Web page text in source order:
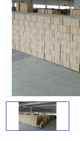
上海第三方仓储
仓储
上海托管仓库